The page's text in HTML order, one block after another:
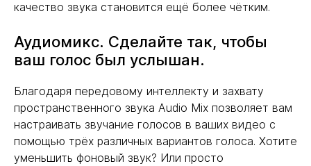
качество звука становится ещё более чётким.
Аудиомикс. Сделайте так, чтобы
ваш голос был услышан.
Благодаря передовому интеллекту и захвату
пространственного звука Audio Mix позволяет вам
настраивать звучание голосов в ваших видео с
помощью трёх различных вариантов голоса. Хотите
уменьшить фоновый звук? Или просто